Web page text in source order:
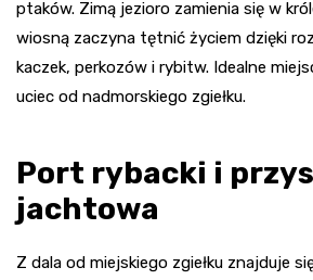
ptaków. Zimą jezioro zamienia się w
wiosną zaczyna tętnić życiem dzięki
kaczek, perkozów i rybitw. Idealne
uciec od nadmorskiego zgiełku.
Port rybacki i
jachtowa
Z dala od miejskiego zgiełku znajduje